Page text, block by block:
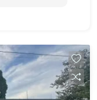
SOCIAL.
03
VAGAS EM